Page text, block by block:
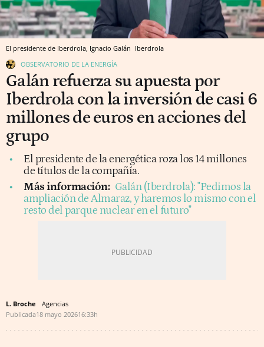
El presidente de Iberdrola, Ignacio Galán Iberdrola
OBSERVATORIO DE LA ENERGÍA
Galán refuerza su apuesta por
Iberdrola con la inversión de casi 6
millones de euros en acciones del
grupo
El presidente de la energética roza los 14 millones
de títulos de la compañía.
Más información: Galán (Iberdrola): "Pedimos la
ampliación de Almaraz, y haremos lo mismo con el
resto del parque nuclear en el futuro"
L. Broche
Agencias
Publicada18 mayo 202616:33h